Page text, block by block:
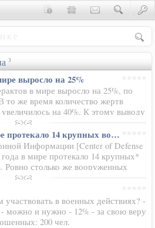
3
выросло на 25%
в мире выросло на 25%, по
то же время количество жертв
на 40%. К этому выводу
Department,
1 января 2009 года в мире протекало 14 крупных вооруженных конфликтов
Информации [Center of Defense
в мире протекало 14 крупных*
Ровно столько же вооруженных
годом раньше. В то же время в
в военных действиях? -
можно и нужно - 12% - за свою веру
200 чел.